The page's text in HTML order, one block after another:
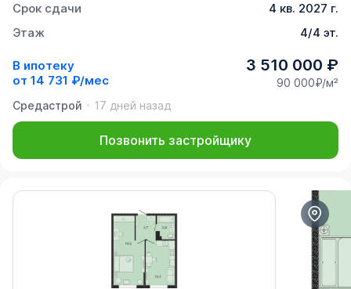
Срок сдачи
4 кв. 2027 г.
Этаж
4/4 эт.
В ипотеку
от 14 731 ₽/мес
3 510 000 ₽
90 000₽/м²
Средастрой
17 дней назад
Позвонить застройщику